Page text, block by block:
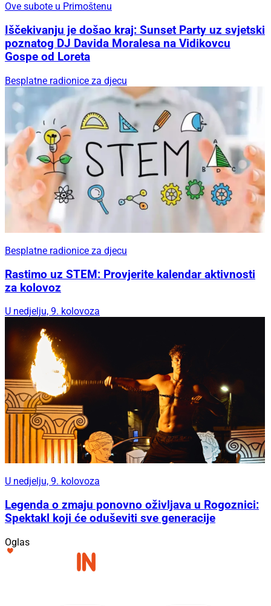
Ove subote u Primoštenu
Iščekivanju je došao kraj: Sunset Party uz svjetski
poznatog DJ Davida Moralesa na Vidikovcu
Gospe od Loreta
Besplatne radionice za djecu
Besplatne radionice za djecu
Rastimo uz STEM: Provjerite kalendar aktivnosti
za kolovoz
U nedjelju, 9. kolovoza
U nedjelju, 9. kolovoza
Legenda o zmaju ponovno oživljava u Rogoznici:
Spektakl koji će oduševiti sve generacije
Oglas